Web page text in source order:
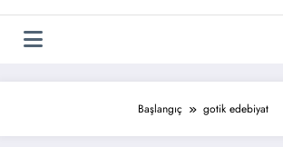
Başlangıç gotik edebiyat